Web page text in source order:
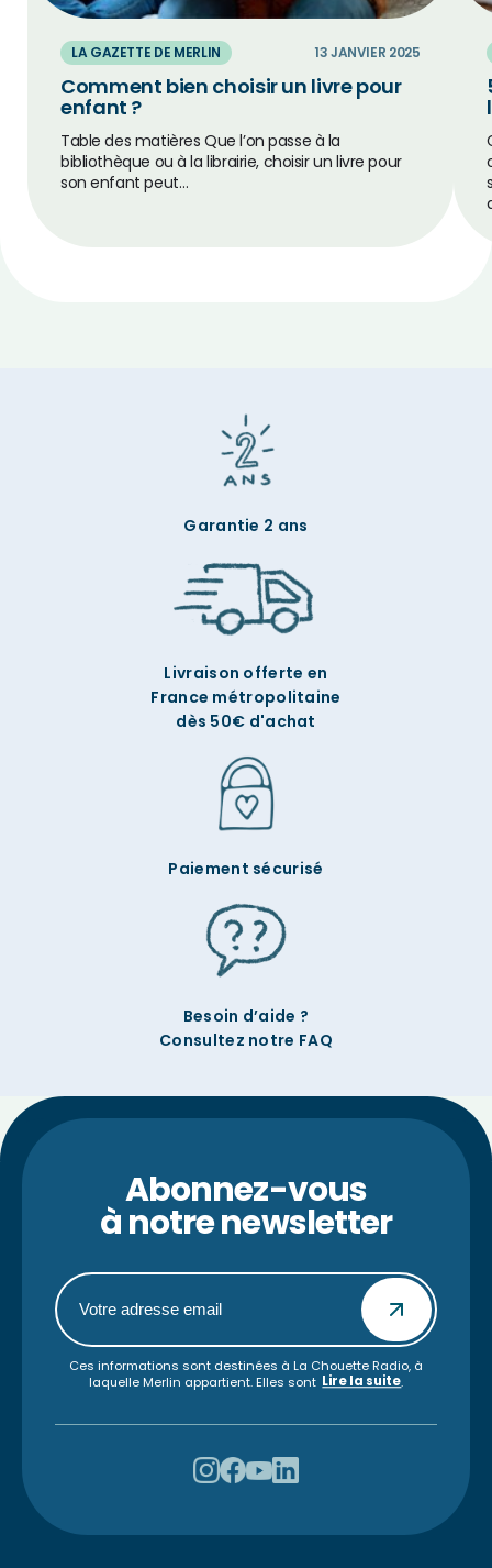
LA GAZETTE DE MERLIN 13 JANVIER 2025
Comment bien choisir un livre pour
enfant ?
Table des matières Que l’on passe à la
bibliothèque ou à la librairie, choisir un livre pour
son enfant peut…
Garantie 2 ans
Livraison offerte en
France métropolitaine
dès 50€ d'achat
Paiement sécurisé
Besoin d’aide ?
Consultez notre FAQ
Abonnez-vous
à notre newsletter
Ces informations sont destinées à La Chouette Radio, à
laquelle Merlin appartient. Elles sont Lire la suite.